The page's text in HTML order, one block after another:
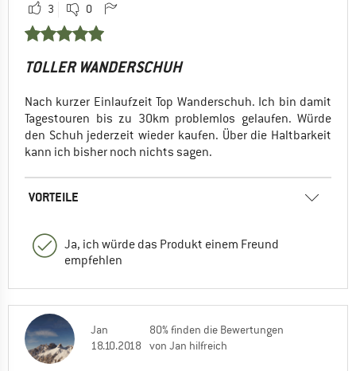
3 0
TOLLER WANDERSCHUH
Nach kurzer Einlaufzeit Top Wanderschuh. Ich bin damit
Tagestouren bis zu 30km problemlos gelaufen. Würde
den Schuh jederzeit wieder kaufen. Über die Haltbarkeit
kann ich bisher noch nichts sagen.
VORTEILE
Ja, ich würde das Produkt einem Freund
empfehlen
Jan
18.10.2018
80% finden die Bewertungen
von Jan hilfreich